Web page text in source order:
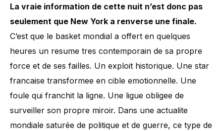
La vraie information de cette nuit n’est donc pas
seulement que New York a renverse une finale.
C’est que le basket mondial a offert en quelques
heures un resume tres contemporain de sa propre
force et de ses failles. Un exploit historique. Une star
francaise transformee en cible emotionnelle. Une
foule qui franchit la ligne. Une ligue obligee de
surveiller son propre miroir. Dans une actualite
mondiale saturée de politique et de guerre, ce type de